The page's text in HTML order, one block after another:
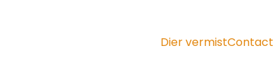
Dier vermistContact